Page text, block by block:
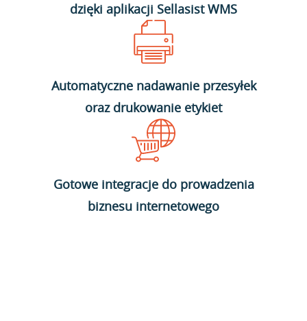
dzięki aplikacji Sellasist WMS
Automatyczne nadawanie przesyłek
oraz drukowanie etykiet
Gotowe integracje do prowadzenia
biznesu internetowego